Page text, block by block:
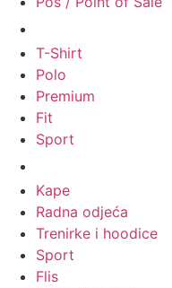
T-Shirt
Polo
Premium
Fit
Sport
Kape
Radna odjeća
Trenirke i hoodice
Sport
Flis